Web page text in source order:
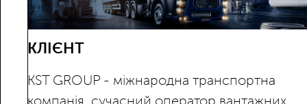
КЛІЄНТ
KST GROUP - міжнародна транспортна